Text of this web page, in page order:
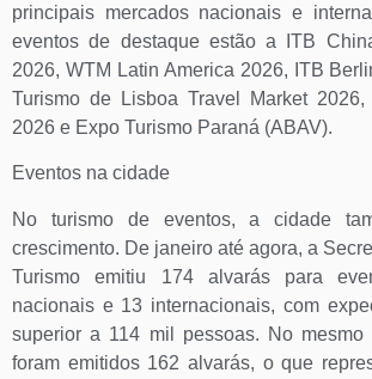
principais mercados nacionais e
eventos de destaque estão a ITB
2026, WTM Latin America 2026, ITB
Turismo de Lisboa Travel Market 2026,
2026 e Expo Turismo Paraná (ABAV).
Eventos na cidade
No turismo de eventos, a cidade
crescimento. De janeiro até agora, a
Turismo emitiu 174 alvarás para
nacionais e 13 internacionais, com
superior a 114 mil pessoas. No mesmo
foram emitidos 162 alvarás, o que